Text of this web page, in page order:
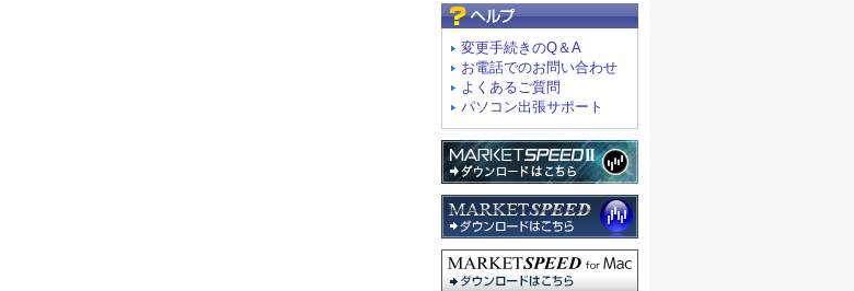
変更手続きのQ＆A
お電話でのお問い合わせ
よくあるご質問
パソコン出張サポート